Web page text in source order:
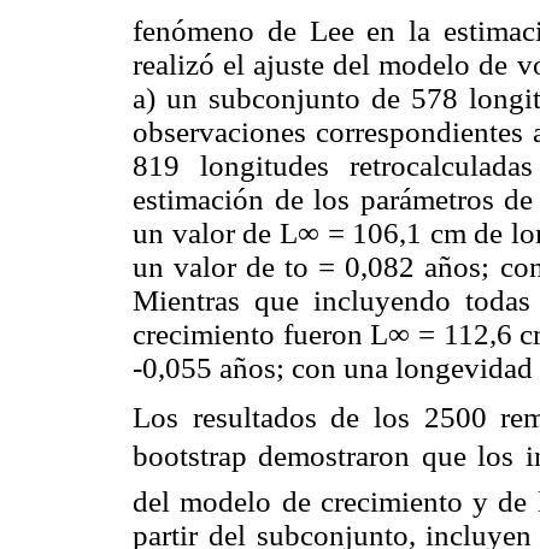
fenómeno de Lee en la
realizó el ajuste del modelo de
a) un subconjunto de 578
observaciones
819 longitudes
estimación de los parámetros
un valor de L∞ = 106,1 cm de
un valor de to = 0,082 años;
Mientras que incluyendo
crecimiento fueron L∞ = 112,6
-0,055 años; con una
Los resultados de los 2500
bootstrap demostraron que
del modelo de crecimiento y de
partir del subconjunto,